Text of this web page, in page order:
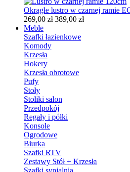
Okrągłe lustro w czarnej ramie
269,00 zł 389,00 zł
Meble
Szafki łazienkowe
Komody
Krzesła
Hokery
Krzesła obrotowe
Pufy
Stoły
Stoliki salon
Przedpokój
Regały i półki
Konsole
Ogrodowe
Biurka
Szafki RTV
Zestawy Stół + Krzesła
Szafki sypialnia